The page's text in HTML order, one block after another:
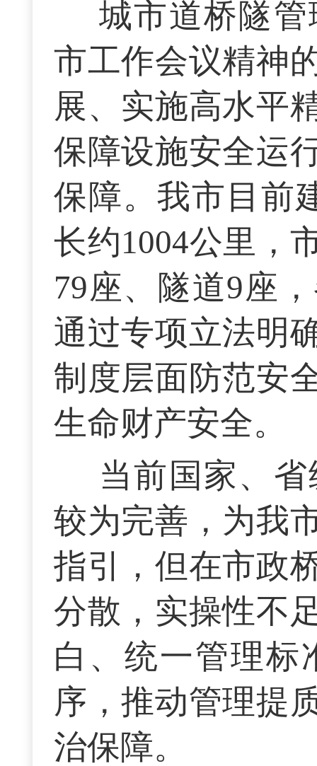
城市道桥隧
市工作会议精神
展、实施高水平
保障设施安全运
保障。我市目前
长约1004公里，
79座、隧道9座
通过专项立法明
制度层面防范安
生命财产安全。
当前国家、
较为完善，为我
指引，但在市政
分散，实操性不
白、统一管理标
序，推动管理提
治保障。